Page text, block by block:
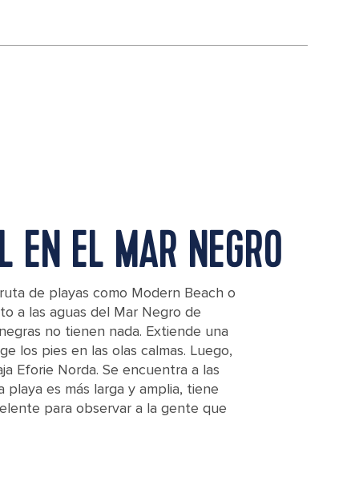
EN EL MAR NEGRO
de playas como Modern Beach o
a las aguas del Mar Negro de
no tienen nada. Extiende una
los pies en las olas calmas. Luego,
Eforie Norda. Se encuentra a las
es más larga y amplia, tiene
para observar a la gente que